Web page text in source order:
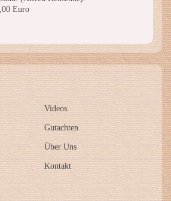
Euro
Videos
Gutachten
Über Uns
Kontakt